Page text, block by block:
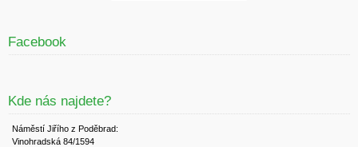
Facebook
Kde nás najdete?
Náměstí Jiřího z Poděbrad:
Vinohradská 84/1594